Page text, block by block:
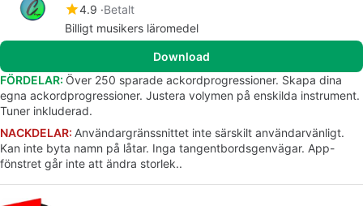
4.9 Betalt
Billigt musikers läromedel
Download
FÖRDELAR: Över 250 sparade ackordprogressioner. Skapa dina
egna ackordprogressioner. Justera volymen på enskilda instrument.
Tuner inkluderad.
NACKDELAR: Användargränssnittet inte särskilt användarvänligt.
Kan inte byta namn på låtar. Inga tangentbordsgenvägar. App-
fönstret går inte att ändra storlek..